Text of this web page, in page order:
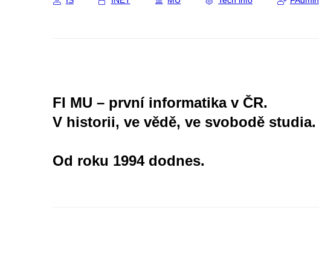
FI MU – první informatika v ČR.
V historii, ve vědě, ve svobodě studia.
Od roku 1994 dodnes.